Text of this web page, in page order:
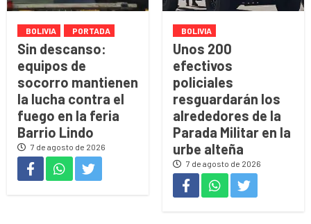
BOLIVIA PORTADA
Sin descanso:
equipos de
socorro mantienen
la lucha contra el
fuego en la feria
Barrio Lindo
7 de agosto de 2026
BOLIVIA
Unos 200
efectivos
policiales
resguardarán los
alrededores de la
Parada Militar en la
urbe alteña
7 de agosto de 2026